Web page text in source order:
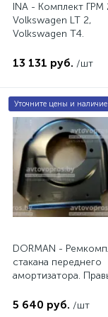
INA - Комплект ГРМ
Volkswagen LT 2,
Volkswagen Т4.
13 131 руб. /шт
Уточните цены и наличие
DORMAN -
стакана переднего
амортизатора.
5 640 руб. /шт